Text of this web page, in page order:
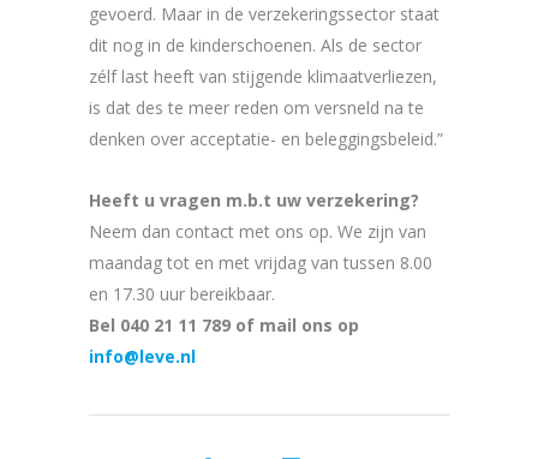
gevoerd. Maar in de verzekeringssector staat
dit nog in de kinderschoenen. Als de sector
zélf last heeft van stijgende klimaatverliezen,
is dat des te meer reden om versneld na te
denken over acceptatie- en beleggingsbeleid.”
Heeft u vragen m.b.t uw verzekering?
Neem dan contact met ons op. We zijn van
maandag tot en met vrijdag van tussen 8.00
en 17.30 uur bereikbaar.
Bel 040 21 11 789 of mail ons op
info@leve.nl